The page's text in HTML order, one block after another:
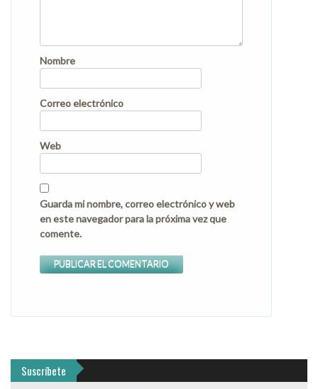
Nombre
Correo electrónico
Web
Guarda mi nombre, correo electrónico y web
en este navegador para la próxima vez que
comente.
Suscríbete